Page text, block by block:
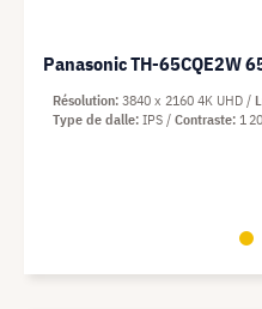
Panasonic TH-65CQE2W
Résolution 3840 x 2160 4K UHD
Type de dalle IPS Contraste 1